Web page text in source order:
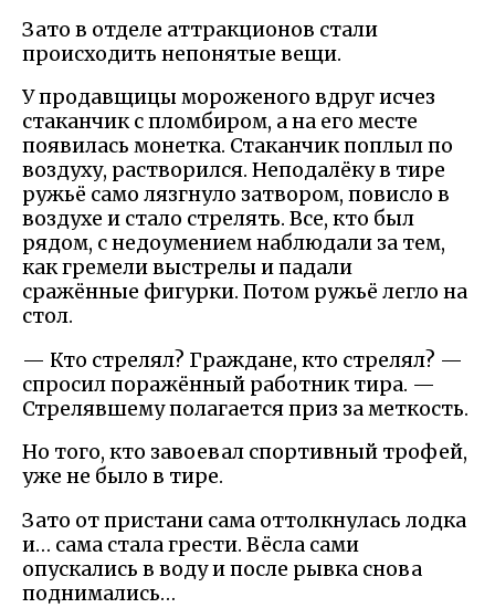
Зато в отделе аттракционов стали
происходить непонятые вещи.
У продавщицы мороженого вдруг исчез
стаканчик с пломбиром, а на его месте
появилась монетка. Стаканчик поплыл по
воздуху, растворился. Неподалёку в тире
ружьё само лязгнуло затвором, повисло в
воздухе и стало стрелять. Все, кто был
рядом, с недоумением наблюдали за тем,
как гремели выстрелы и падали
сражённые фигурки. Потом ружьё легло на
стол.
— Кто стрелял? Граждане, кто стрелял? —
спросил поражённый работник тира. —
Стрелявшему полагается приз за меткость.
Но того, кто завоевал спортивный трофей,
уже не было в тире.
Зато от пристани сама оттолкнулась лодка
и… сама стала грести. Вёсла сами
опускались в воду и после рывка снова
поднимались…